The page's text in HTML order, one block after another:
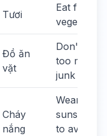
Tươi
Eat fresh
vegetables.
Đồ ăn
vặt
Don't eat
too much
junk food.
Cháy
nắng
Wear
sunscreen
to avoid